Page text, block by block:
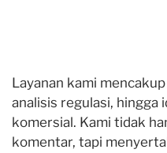
Layanan kami
analisis regulasi, hingga
komersial. Kami tidak
komentar, tapi